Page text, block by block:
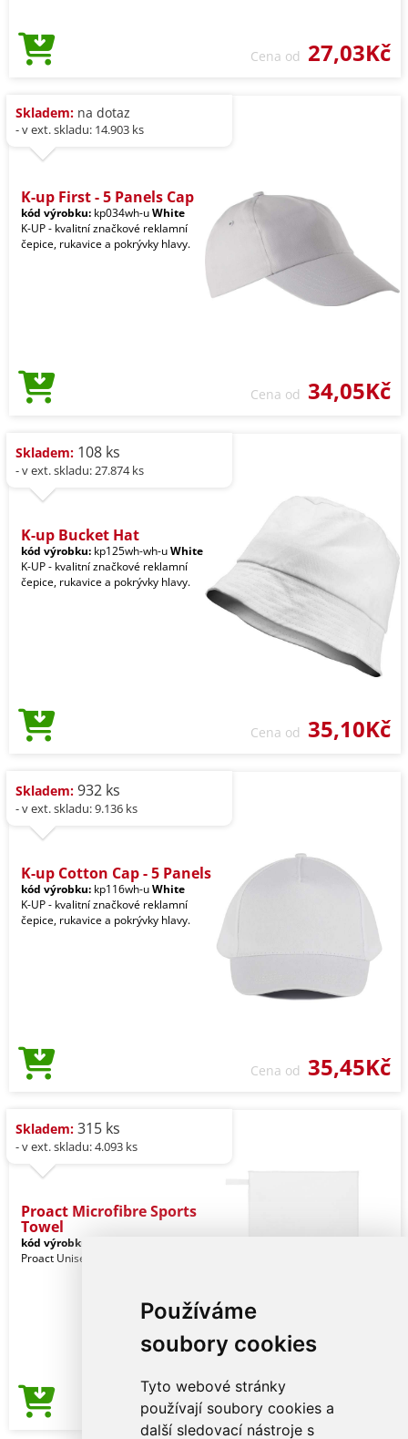
Používáme
soubory cookies
Tyto webové stránky
používají soubory cookies a
další sledovací nástroje s
Cena od 27,03Kč
Skladem: na dotaz
- v ext. skladu: 14.903 ks
K-up First - 5 Panels Cap
kód výrobku: kp034wh-uWhite
K-UP - kvalitní značkové reklamní
čepice, rukavice a pokrývky hlavy.
Cena od 34,05Kč
Skladem: 108 ks
- v ext. skladu: 27.874 ks
K-up Bucket Hat
kód výrobku: kp125wh-wh-uWhite
K-UP - kvalitní značkové reklamní
čepice, rukavice a pokrývky hlavy.
Cena od 35,10Kč
Skladem: 932 ks
- v ext. skladu: 9.136 ks
K-up Cotton Cap - 5 Panels
kód výrobku: kp116wh-uWhite
K-UP - kvalitní značkové reklamní
čepice, rukavice a pokrývky hlavy.
Cena od 35,45Kč
Skladem: 315 ks
- v ext. skladu: 4.093 ks
Proact Microfibre Sports
Towel
kód výrobku:
Proact Unisex
Cena od36,50Kč